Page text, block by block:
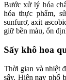
Bước xử lý hóa
hóa thực phẩm,
sunfurơ, axit
giữ bền màu, ổn
Sấy khô hoa
Thời gian và nhiệt
sấy. Hiện nay phổ